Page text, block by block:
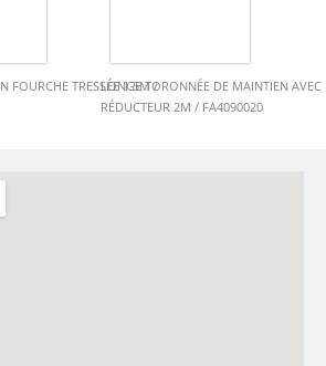
FOURCHE TRESSÉE 1.5M /LONGE TORONNÉE DE MAINTIEN AVEC
RÉDUCTEUR 2M / FA4090020